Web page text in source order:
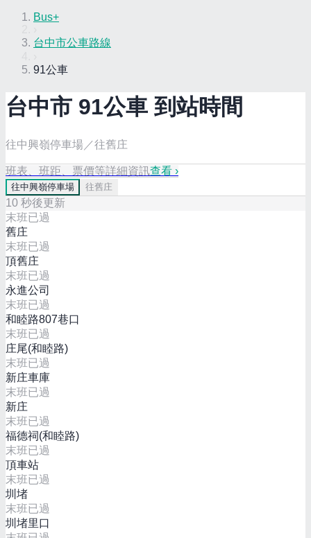
Bus+
台中市公車路線
91公車
台中市 91公車 到站時間
往中興嶺停車場／往舊庄
班表、班距、票價等詳細資訊查看 ›
往中興嶺停車場 往舊庄
10 秒後更新
末班已過
舊庄
末班已過
頂舊庄
末班已過
永進公司
末班已過
和睦路807巷口
末班已過
庄尾(和睦路)
末班已過
新庄車庫
末班已過
新庄
末班已過
福德祠(和睦路)
末班已過
頂車站
末班已過
圳堵
末班已過
圳堵里口